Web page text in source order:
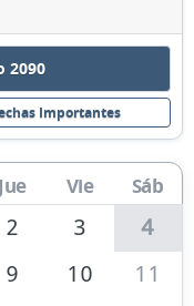
2090
Importantes
Jue Vie Sáb
2 3
4
9 10
11